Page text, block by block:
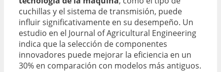
cuchillas y el sistema de transmisión, puede
influir significativamente en su desempeño. Un
estudio en el Journal of Agricultural Engineering
indica que la selección de componentes
innovadores puede mejorar la eficiencia en un
30% en comparación con modelos más antiguos.